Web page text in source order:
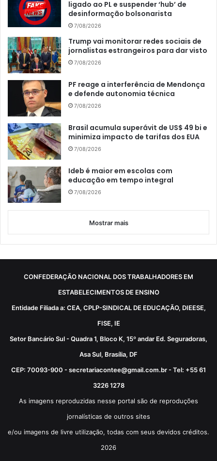
ligado ao PL e suspender ‘hub’ de
desinformação bolsonarista
7/08/2026
Trump vai monitorar redes sociais de
jornalistas estrangeiros para dar visto
7/08/2026
PF reage a interferência de Mendonça
e defende autonomia técnica
7/08/2026
Brasil acumula superávit de US$ 49 bi e
minimiza impacto de tarifas dos EUA
7/08/2026
Ideb é maior em escolas com
educação em tempo integral
7/08/2026
Mostrar mais
CONFEDERAÇÃO NACIONAL DOS TRABALHADORES EM
ESTABELECIMENTOS DE ENSINO
Entidade Filiada a: CEA, CPLP-SINDICAL DE EDUCAÇÃO, DIEESE,
FISE, IE
Setor Bancário Sul - Quadra 1, Bloco K, 15º andar Ed. Seguradoras,
Asa Sul, Brasília, DF
CEP: 70093-900 - secretariacontee@gmail.com.br - Tel: +55 61
3226 1278
As imagens reproduzidas nesse portal são de reproduções
jornalísticas de outros sites
e/ou imagens de livre utilização, todas com seus devidos créditos.
2026